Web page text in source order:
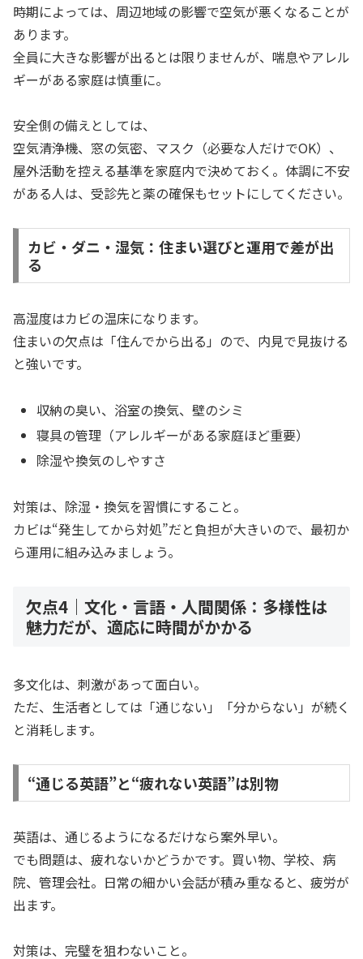
時期によっては、周辺地域の影響で空気が悪くなることが
あります。
全員に大きな影響が出るとは限りませんが、喘息やアレル
ギーがある家庭は慎重に。
安全側の備えとしては、
空気清浄機、窓の気密、マスク（必要な人だけでOK）、
屋外活動を控える基準を家庭内で決めておく。体調に不安
がある人は、受診先と薬の確保もセットにしてください。
カビ・ダニ・湿気：住まい選びと運用で差が出
る
高湿度はカビの温床になります。
住まいの欠点は「住んでから出る」ので、内見で見抜ける
と強いです。
収納の臭い、浴室の換気、壁のシミ
寝具の管理（アレルギーがある家庭ほど重要）
除湿や換気のしやすさ
対策は、除湿・換気を習慣にすること。
カビは“発生してから対処”だと負担が大きいので、最初か
ら運用に組み込みましょう。
欠点4｜文化・言語・人間関係：多様性は
魅力だが、適応に時間がかかる
多文化は、刺激があって面白い。
ただ、生活者としては「通じない」「分からない」が続く
と消耗します。
“通じる英語”と“疲れない英語”は別物
英語は、通じるようになるだけなら案外早い。
でも問題は、疲れないかどうかです。買い物、学校、病
院、管理会社。日常の細かい会話が積み重なると、疲労が
出ます。
対策は、完璧を狙わないこと。